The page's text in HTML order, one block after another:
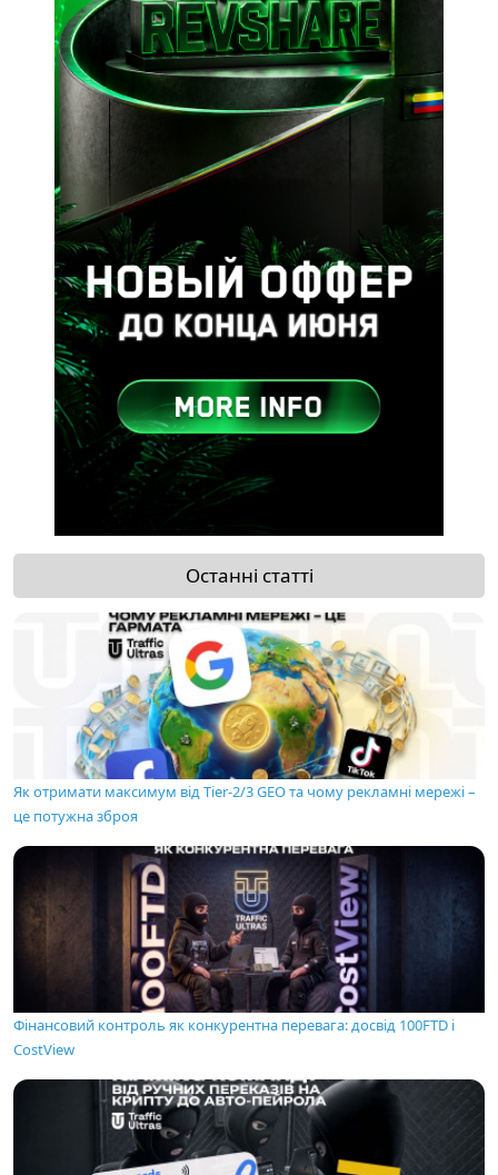
Останні статті
Як отримати максимум від Tier-2/3 GEO та чому рекламні мережі –
це потужна зброя
Фінансовий контроль як конкурентна перевага: досвід 100FTD і
CostView